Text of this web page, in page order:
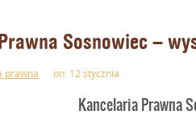
Sosnowiec –
prawna on: 12 stycznia
Kancelaria Prawna